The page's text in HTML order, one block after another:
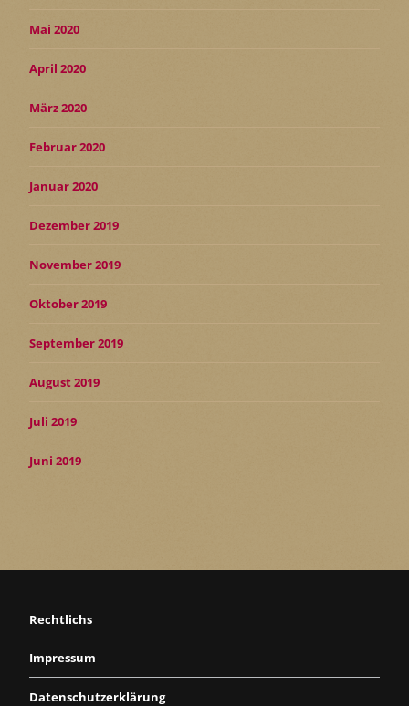
Mai 2020
April 2020
März 2020
Februar 2020
Januar 2020
Dezember 2019
November 2019
Oktober 2019
September 2019
August 2019
Juli 2019
Juni 2019
Rechtlichs
Impressum
Datenschutzerklärung